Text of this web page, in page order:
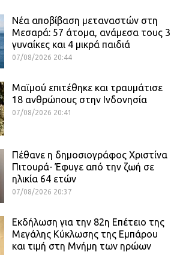
Νέα αποβίβαση μεταναστών στη
Μεσαρά: 57 άτομα, ανάμεσα τους 3
γυναίκες και 4 μικρά παιδιά
07/08/2026 20:44
Μαϊμού επιτέθηκε και τραυμάτισε
18 ανθρώπους στην Ινδονησία
07/08/2026 20:41
Πέθανε η δημοσιογράφος Χριστίνα
Πιτουρά- Έφυγε από την ζωή σε
ηλικία 64 ετών
07/08/2026 20:37
Εκδήλωση για την 82η Επέτειο της
Μεγάλης Κύκλωσης της Εμπάρου
και τιμή στη Μνήμη των ηρώων